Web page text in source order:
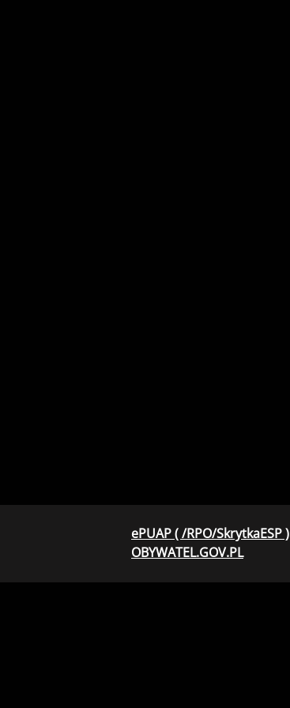
ePUAP ( /RPO/SkrytkaESP )
OBYWATEL.GOV.PL